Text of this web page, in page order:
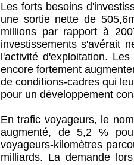
Les forts besoins
une sortie nette de
millions par rapport à
investissements s'avérait
l'activité d'exploitation.
encore fortement
de conditions-cadres qui
pour un développement
En trafic voyageurs, le
augmenté, de 5,2 %
voyageurs-kilomètres
milliards. La demande